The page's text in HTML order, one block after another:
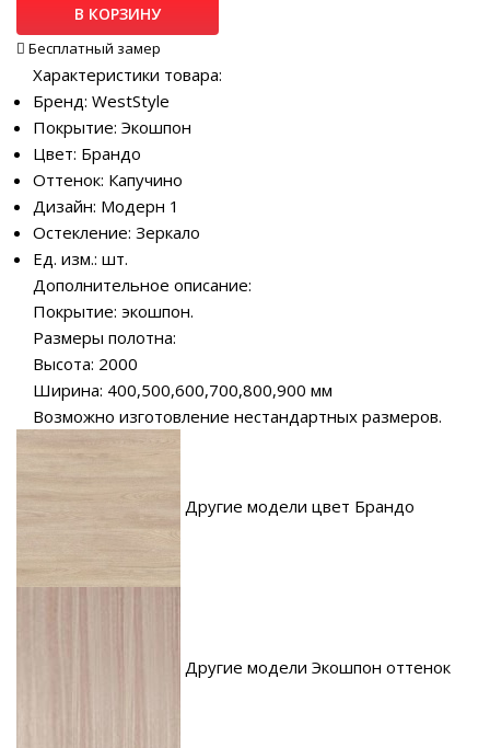
В КОРЗИНУ
Бесплатный замер
Характеристики товара:
Бренд: WestStyle
Покрытие: Экошпон
Цвет: Брандо
Оттенок: Капучино
Дизайн: Модерн 1
Остекление: Зеркало
Ед. изм.: шт.
Дополнительное описание:
Покрытие: экошпон.
Размеры полотна:
Высота: 2000
Ширина: 400,500,600,700,800,900 мм
Возможно изготовление нестандартных размеров.
Другие модели цвет Брандо
Другие модели Экошпон оттенок